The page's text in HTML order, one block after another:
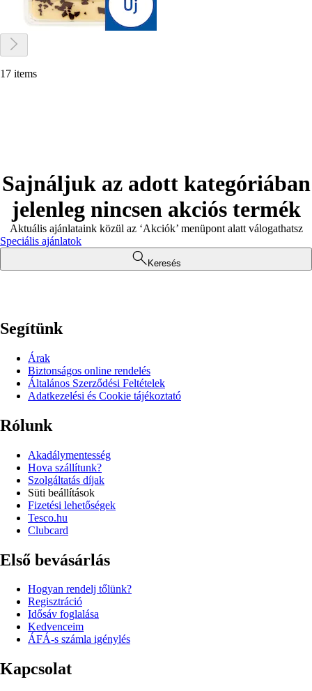
17 items
Sajnáljuk az adott kategóriában
jelenleg nincsen akciós termék
Aktuális ajánlataink közül az ‘Akciók’ menüpont alatt válogathatsz
Speciális ajánlatok
Keresés
Segítünk
Árak
Biztonságos online rendelés
Általános Szerződési Feltételek
Adatkezelési és Cookie tájékoztató
Rólunk
Akadálymentesség
Hova szállítunk?
Szolgáltatás díjak
Süti beállítások
Fizetési lehetőségek
Tesco.hu
Clubcard
Első bevásárlás
Hogyan rendelj tőlünk?
Regisztráció
Idősáv foglalása
Kedvenceim
ÁFÁ-s számla igénylés
Kapcsolat